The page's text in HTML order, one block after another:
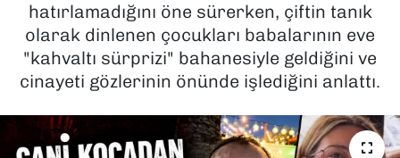
hatırlamadığını öne sürerken, çiftin tanık
olarak dinlenen çocukları babalarının eve
"kahvaltı sürprizi" bahanesiyle geldiğini ve
cinayeti gözlerinin önünde işlediğini anlattı.
TEKNOLOJİ
YAŞAM
YEREL YÖNETİMLER